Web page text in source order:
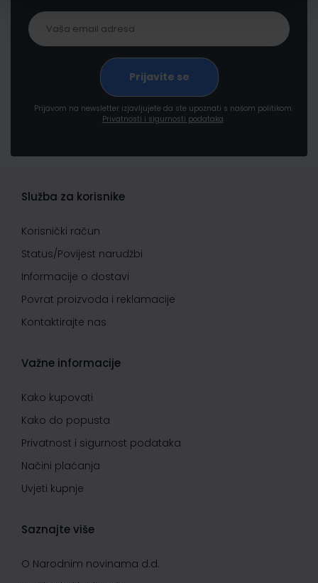
Prijavom na newsletter izjavljujete da ste upoznati s našom politikom
Privatnosti i sigurnosti podataka
Služba za korisnike
Korisnički račun
Status/Povijest narudžbi
Informacije o dostavi
Povrat proizvoda i reklamacije
Kontaktirajte nas
Važne informacije
Kako kupovati
Kako do popusta
Privatnost i sigurnost podataka
Načini plaćanja
Uvjeti kupnje
Saznajte više
O Narodnim novinama d.d.